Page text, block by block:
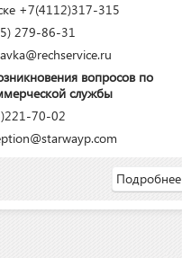
+7(4112)317-315
279-86-31
вопросов по
службы
70-02
Подробнее